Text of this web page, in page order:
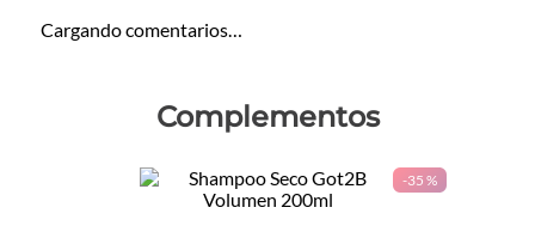
Cargando comentarios…
Complementos
-35 %